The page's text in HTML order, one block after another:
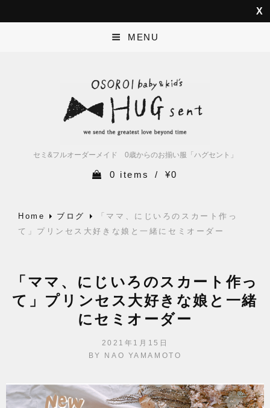
MENU
セミ&フルオーダーメイド 0歳からのお揃い服「ハグセント」
0 items / ¥0
Home ブログ
「ママ、にじいろのスカート作っ
て」プリンセス大好きな娘と一緒にセミオーダー
「ママ、にじいろのスカート作っ
て」プリンセス大好きな娘と一緒
にセミオーダー
POSTED
ON
2021年1月15日
BY NAO YAMAMOTO